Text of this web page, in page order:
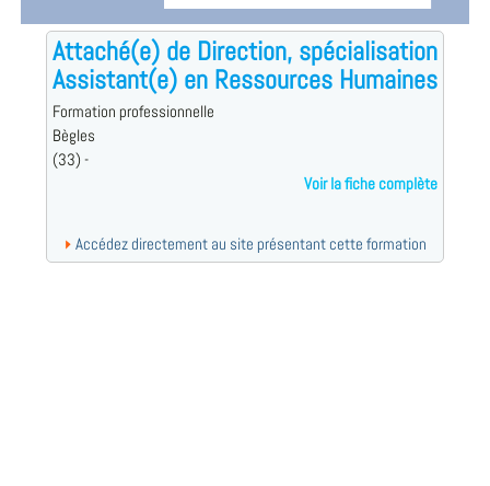
Attaché(e) de Direction, spécialisation
Assistant(e) en Ressources Humaines
Formation professionnelle
Bègles
(33) -
Voir la fiche complète
Accédez directement au site présentant cette formation